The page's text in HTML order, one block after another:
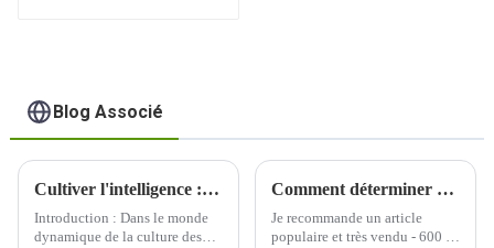
Blog Associé
Cultiver l'intelligence : éclairer l'avenir avec des lampes de culture à LED
Introduction : Dans le monde
dynamique de la culture des
Comment déterminer quelle longueur d’onde de lumière est nécessaire à la croissance de votre plante ?
Je recommande un article
populaire et très vendu - 600 W